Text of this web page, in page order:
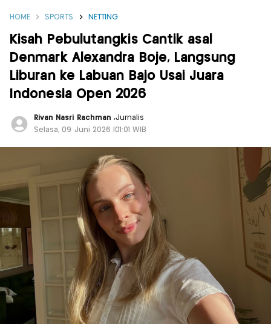
HOME SPORTS NETTING
Kisah Pebulutangkis Cantik asal
Denmark Alexandra Boje, Langsung
Liburan ke Labuan Bajo Usai Juara
Indonesia Open 2026
Rivan Nasri Rachman ,Jurnalis
Selasa, 09 Juni 2026 |01:01 WIB